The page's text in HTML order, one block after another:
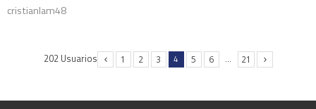
cristianlam48
202 Usuarios 1 2 3 4 5 6 … 21